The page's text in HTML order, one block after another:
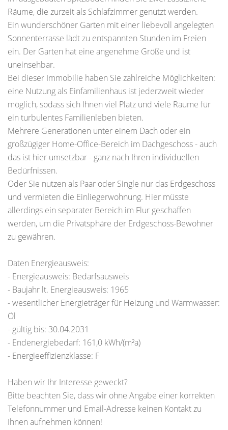
Räume, die zurzeit als Schlafzimmer genutzt werden.
Ein wunderschöner Garten mit einer liebevoll angelegten
Sonnenterrasse lädt zu entspannten Stunden im Freien
ein. Der Garten hat eine angenehme Größe und ist
uneinsehbar.
Bei dieser Immobilie haben Sie zahlreiche Möglichkeiten:
eine Nutzung als Einfamilienhaus ist jederzweit wieder
möglich, sodass sich Ihnen viel Platz und viele Räume für
ein turbulentes Familienleben bieten.
Mehrere Generationen unter einem Dach oder ein
großzügiger Home-Office-Bereich im Dachgeschoss - auch
das ist hier umsetzbar - ganz nach Ihren individuellen
Bedürfnissen.
Oder Sie nutzen als Paar oder Single nur das Erdgeschoss
und vermieten die Einliegerwohnung. Hier müsste
allerdings ein separater Bereich im Flur geschaffen
werden, um die Privatsphäre der Erdgeschoss-Bewohner
zu gewähren.
Daten Energieausweis:
- Energieausweis: Bedarfsausweis
- Baujahr lt. Energieausweis: 1965
- wesentlicher Energieträger für Heizung und Warmwasser:
Öl
- gültig bis: 30.04.2031
- Endenergiebedarf: 161,0 kWh/(m²a)
- Energieeffizienzklasse: F
Haben wir Ihr Interesse geweckt?
Bitte beachten Sie, dass wir ohne Angabe einer korrekten
Telefonnummer und Email-Adresse keinen Kontakt zu
Ihnen aufnehmen können!